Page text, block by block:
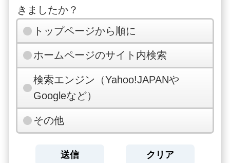
きましたか？
トップページから順に
ホームページのサイト内検索
検索エンジン（Yahoo!JAPANや
Googleなど）
その他